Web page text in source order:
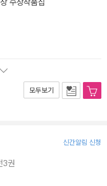
모두보기
신간알림 신청
3권